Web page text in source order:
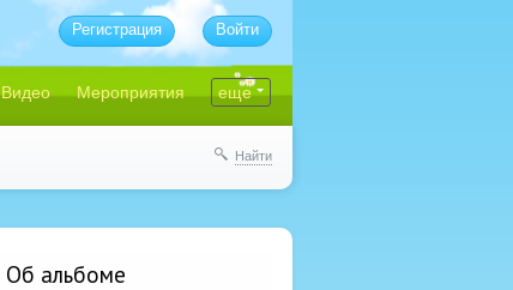
Видео Мероприятия еще
Регистрация Войти
Найти
Об альбоме